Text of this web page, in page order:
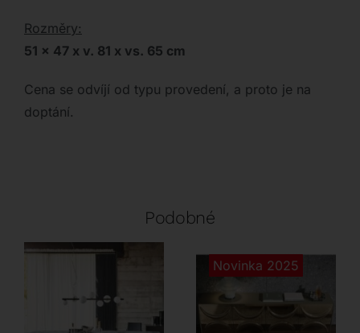
Rozměry:
51 x 47 x v. 81 x vs. 65 cm
Cena se odvíjí od typu provedení, a proto je na
doptání.
Podobné
Novinka 2025